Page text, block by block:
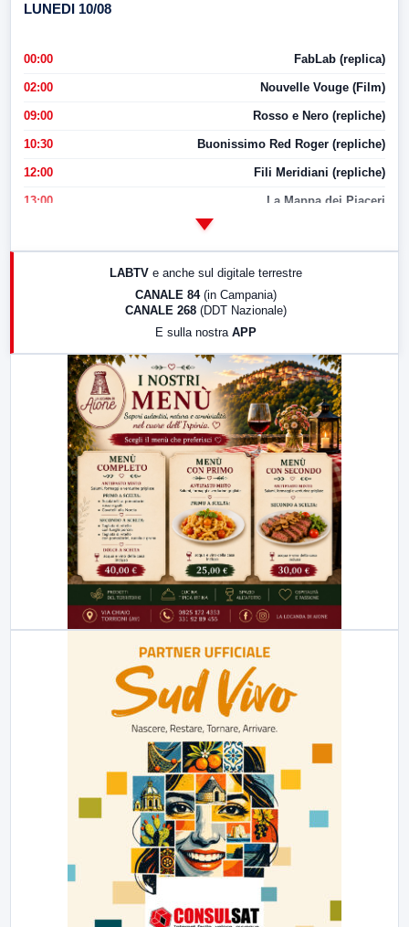
LUNEDI 10/08
00:00 FabLab (replica)
02:00 Nouvelle Vouge (Film)
09:00 Rosso e Nero (repliche)
10:30 Buonissimo Red Roger (repliche)
12:00 Fili Meridiani (repliche)
13:00 La Mappa dei Piaceri
LabNews (replica)
LABTV e anche sul digitale terrestre
CANALE 84 (in Campania)
CANALE 268 (DDT Nazionale)
E sulla nostra APP